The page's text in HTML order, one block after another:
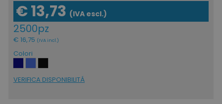
€ 13,73 (IVA escl.)
2500pz
€ 16,75 (IVA incl.)
Colori
VERIFICA DISPONIBILITÁ